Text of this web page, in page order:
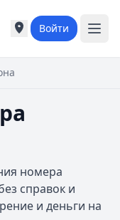
Города России
Москва
Казань
Б
Барнаул
Белгород
Города России
Москва
Казань
Б
Барнаул
Белгород
Войти
номера
справок и
и деньги на